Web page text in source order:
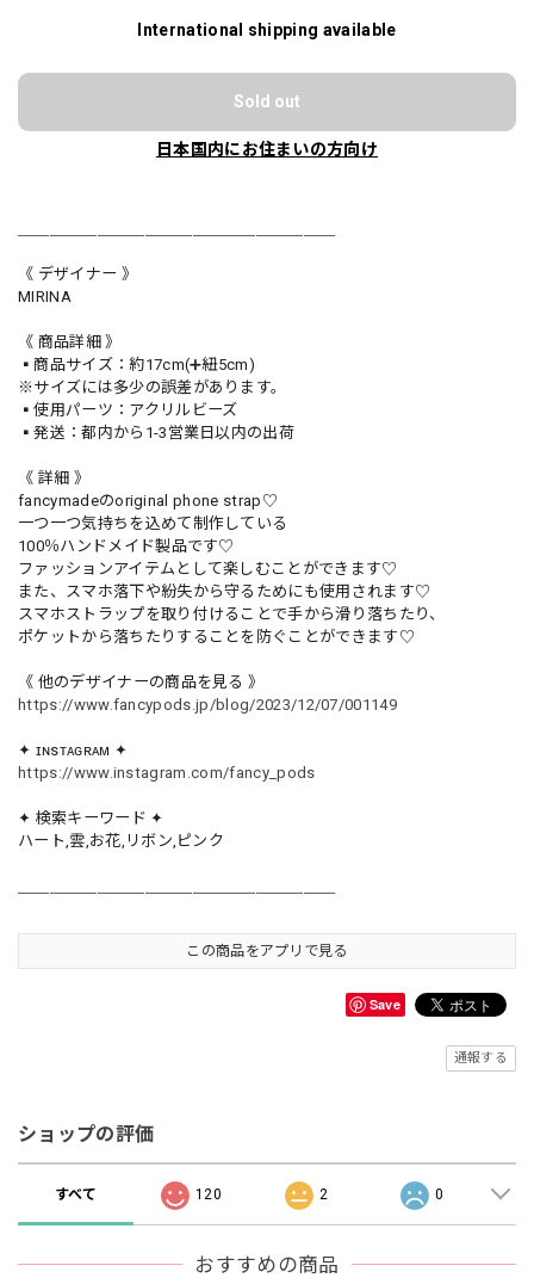
International shipping available
Sold out
日本国内にお住まいの方向け
《 デザイナー 》
MIRINA
《 商品詳細 》
▪️商品サイズ：約17cm(➕紐5cm)
※サイズには多少の誤差があります。
▪️使用パーツ：アクリルビーズ
▪️発送：都内から1-3営業日以内の出荷
《 詳細 》
fancymadeのoriginal phone strap♡
一つ一つ気持ちを込めて制作している
100％ハンドメイド製品です♡
ファッションアイテムとして楽しむことができます♡
また、スマホ落下や紛失から守るためにも使用されます♡
スマホストラップを取り付けることで手から滑り落ちたり、
ポケットから落ちたりすることを防ぐことができます♡
《 他のデザイナーの商品を見る 》
https://www.fancypods.jp/blog/2023/12/07/001149
✦ ɪɴsᴛᴀɢʀᴀᴍ ✦
https://www.instagram.com/fancy_pods
✦ 検索キーワード ✦
ハート,雲,お花,リボン,ピンク
この商品をアプリで見る
Save
通報する
ショップの評価
すべて 120 2 0
おすすめの商品